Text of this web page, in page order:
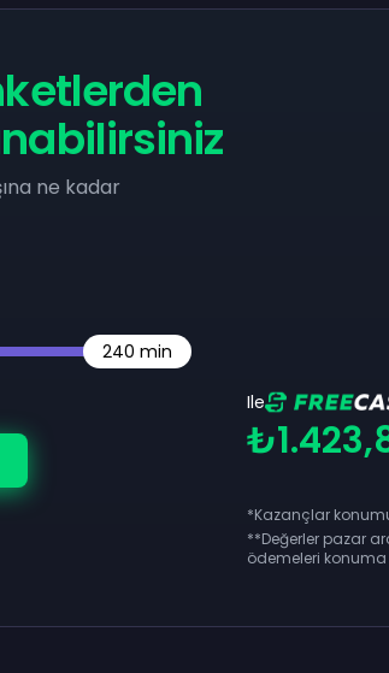
ne kadar
240 min
Ile
*Kazançlar
**Değerler pazar
ödemeleri konuma